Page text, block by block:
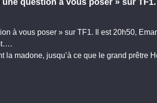
une question à vous poser » sur
à vous poser » sur TF1. Il est 20h50,
la madone, jusqu’à ce que le grand prêtre